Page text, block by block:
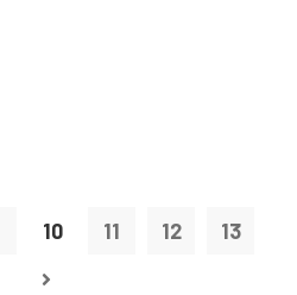
10 11 12 13